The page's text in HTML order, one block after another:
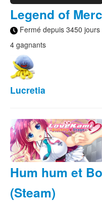
Legend of
Fermé depuis 3450 jours
4 gagnants
Lucretia
Hum hum et
(Steam)